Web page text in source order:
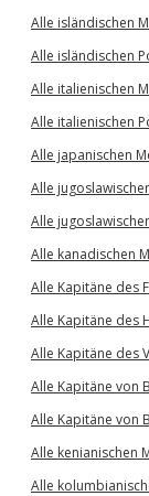
Alle isländischen
Alle isländischen
Alle italienischen
Alle italienischen
Alle japanischen
Alle
Alle
Alle kanadischen
Alle Kapitäne des
Alle Kapitäne des
Alle Kapitäne des
Alle Kapitäne von
Alle Kapitäne von
Alle kenianischen
Alle